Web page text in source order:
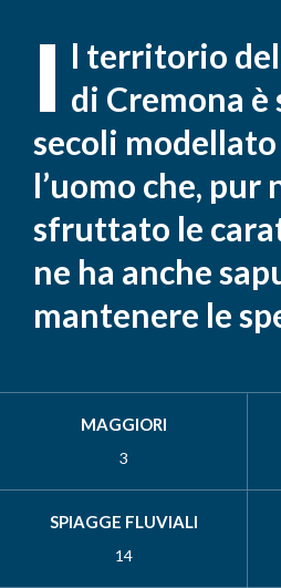
I l territorio
di Cremona è
secoli modellato
l’uomo che, pur
sfruttato le
ne ha anche
mantenere le
MAGGIORI
3
SPIAGGE FLUVIALI
14